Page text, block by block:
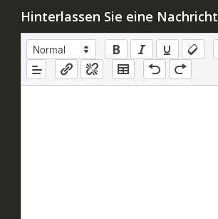
Hinterlassen Sie eine Nachricht